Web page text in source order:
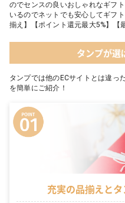
のでセンスの良いおしゃれなギフ
いるのでネットでも安心してギフ
揃え】【ポイント還元最大5%】【
タンプが選
タンプでは他のECサイトとは違っ
を簡単にご紹介！
充実の品揃えと